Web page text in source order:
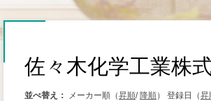
佐々木化学工業株
並べ替え： メーカー順（昇順/ 降順） 登録日（昇